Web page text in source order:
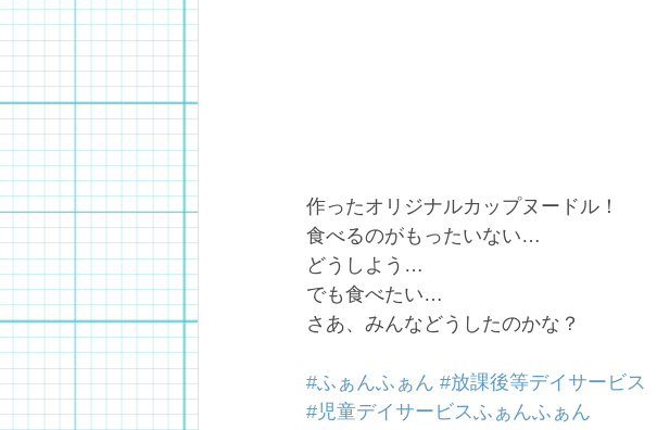
作ったオリジナルカップヌードル！
食べるのがもったいない…
どうしよう…
でも食べたい…
さあ、みんなどうしたのかな？
#ふぁんふぁん #放課後等デイサービス
#児童デイサービスふぁんふぁん